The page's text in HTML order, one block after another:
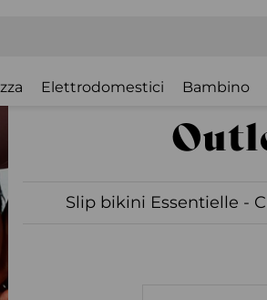
Elettrodomestici Bambino
Slip bikini Essentielle -